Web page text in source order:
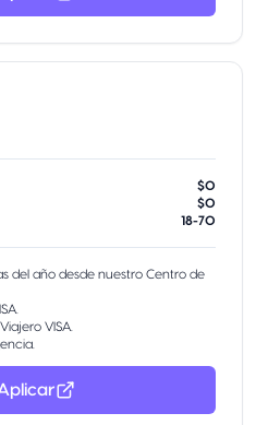
$0
$0
18-70
del año desde nuestro Centro de
VISA.